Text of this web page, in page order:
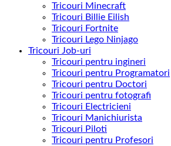
Tricouri Minecraft
Tricouri Billie Eilish
Tricouri Fortnite
Tricouri Lego Ninjago
Tricouri Job-uri
Tricouri pentru ingineri
Tricouri pentru Programatori
Tricouri pentru Doctori
Tricouri pentru fotografi
Tricouri Electricieni
Tricouri Manichiurista
Tricouri Piloti
Tricouri pentru Profesori